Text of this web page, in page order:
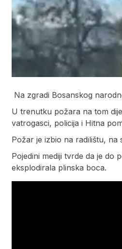
Na zgradi Bosanskog
U trenutku požara na tom
vatrogasci, policija i Hitna
Požar je izbio na radilištu,
Pojedini mediji tvrde da je do
eksplodirala plinska boca.